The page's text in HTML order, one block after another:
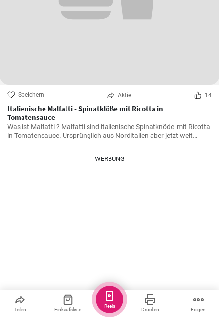
Speichern Aktie 14
Italienische Malfatti - Spinatklöße mit Ricotta in
Tomatensauce
Was ist Malfatti ? Malfatti sind italienische Spinatknödel mit Ricotta
in Tomatensauce. Ursprünglich aus Norditalien aber jetzt weit
verbreitet in ganz Italien werden die Spinat Ricotta Klöße mit
WERBUNG
Teilen Einkaufsliste Drucken Folgen
Reels